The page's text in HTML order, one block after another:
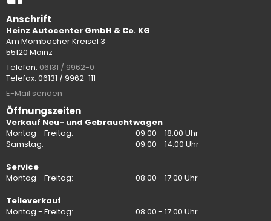
Anschrift
Heinz Autocenter GmbH & Co. KG
Am Mombacher Kreisel 3
55120 Mainz
Telefon: 06131 / 9962-0
Telefax: 06131 / 9962-111
E-Mail senden
Öffnungszeiten
Verkauf Neu- und Gebrauchtwagen
Montag - Freitag:
09:00 - 18:00 Uhr
Samstag:
09:00 - 14:00 Uhr
Service
Montag - Freitag:
08:00 - 17:00 Uhr
Teileverkauf
Montag - Freitag:
08:00 - 17:00 Uhr